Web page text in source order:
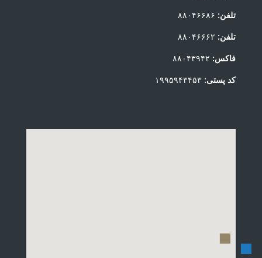
تلفن: ۸۸۰۴۶۶۸۶
تلفن: ۸۸۰۴۶۶۶۲
فاکس: ۸۸۰۴۳۹۴۲
کد پستی: ۱۹۹۵۹۴۳۴۵۳